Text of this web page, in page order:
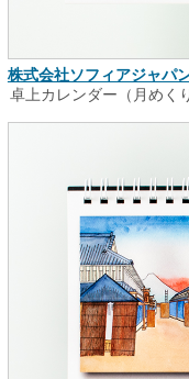
株式会社ソフィアジャパ
卓上カレンダー（月めく